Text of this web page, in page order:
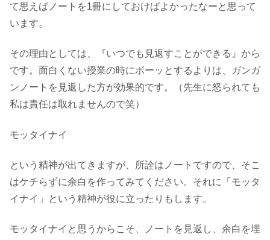
て思えばノートを1冊にしておけばよかったなーと思って
います。
その理由としては、『いつでも見返すことができる』から
です。面白くない授業の時にボーッとするよりは、ガンガ
ンノートを見返した方が効果的です。（先生に怒られても
私は責任は取れませんので笑）
モッタイナイ
という精神が出てきますが、所詮はノートですので、そこ
はケチらずに余白を作ってみてください。それに「モッタ
イナイ」という精神が役に立ったりもします。
モッタイナイと思うからこそ、ノートを見返し、余白を埋